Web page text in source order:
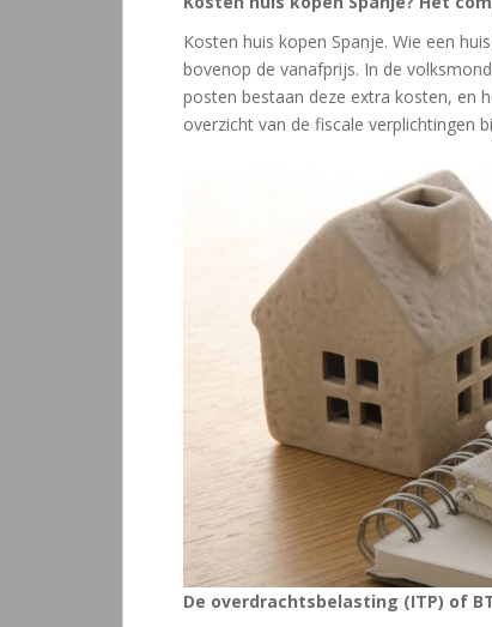
Kosten huis kopen Spanje. Wie een
bovenop de vanafprijs. In de
posten bestaan deze extra kosten, en
overzicht van de fiscale verplichtingen
De overdrachtsbelasting (ITP) of